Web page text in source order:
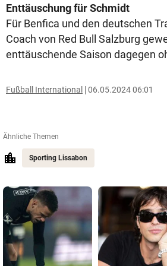
Enttäuschung für Schmidt
Für Benfica und den deutschen
Coach von Red Bull Salzburg
enttäuschende Saison dagegen
Fußball International 06.05.2024 06:01
Ähnliche Themen
Sporting Lissabon